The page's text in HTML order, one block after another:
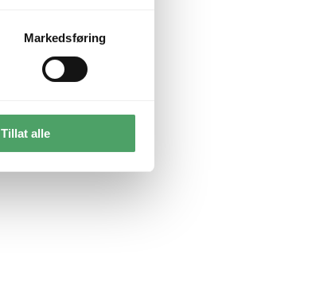
Markedsføring
Tillat alle